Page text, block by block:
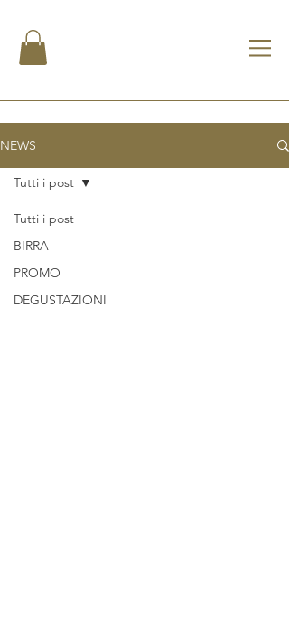
NEWS
Tutti i post
BIRRA
PROMO
DEGUSTAZIONI
Tutti i post